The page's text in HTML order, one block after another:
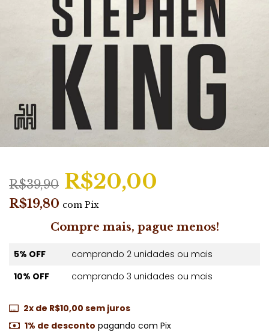
R$39,90 R$20,00
R$19,80 com Pix
Compre mais, pague menos!
5% OFF
comprando 2 unidades ou mais
10% OFF
comprando 3 unidades ou mais
2x de R$10,00 sem juros
1% de desconto pagando com Pix